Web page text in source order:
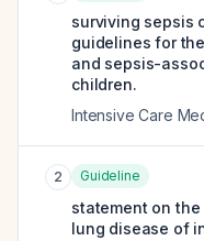
surviving sepsis
guidelines for
and sepsis-
children.
Intensive Care
2 Guideline
statement on
lung disease of